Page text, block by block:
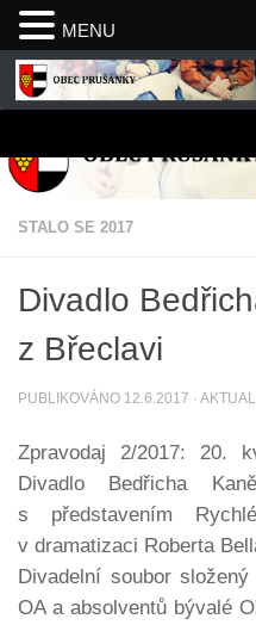
Skip to content
STALO SE 2017
Divadlo
z Břeclavi
PUBLIKOVÁNO 12.6.2017 ·
Zpravodaj 2/2017: 20.
Divadlo Bedřicha
s představením
v dramatizaci Roberta
Divadelní soubor
OA a absolventů bývalé
MENU